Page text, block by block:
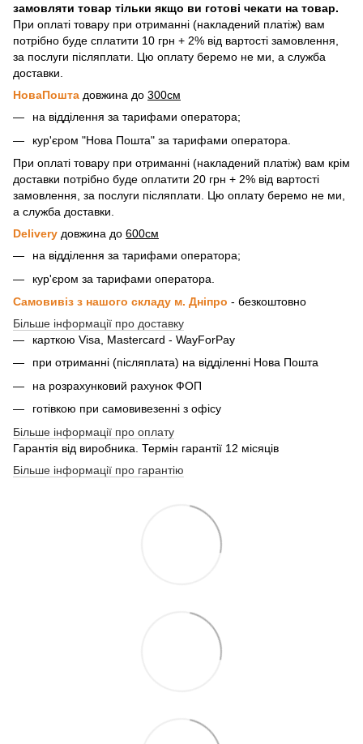
замовляти товар тільки якщо ви готові чекати на товар.
При оплаті товару при отриманні (накладений платіж) вам
потрібно буде сплатити 10 грн + 2% від вартості замовлення,
за послуги післяплати. Цю оплату беремо не ми, а служба
доставки.
НоваПошта довжина до 300см
на відділення за тарифами оператора;
кур'єром "Нова Пошта" за тарифами оператора.
При оплаті товару при отриманні (накладений платіж) вам крім
доставки потрібно буде оплатити 20 грн + 2% від вартості
замовлення, за послуги післяплати. Цю оплату беремо не ми,
а служба доставки.
Delivery довжина до 600см
на відділення за тарифами оператора;
кур'єром за тарифами оператора.
Самовивіз з нашого складу м. Дніпро - безкоштовно
Більше інформації про доставку
карткою Visa, Mastercard - WayForPay
при отриманні (післяплата) на відділенні Нова Пошта
на розрахунковий рахунок ФОП
готівкою при самовивезенні з офісу
Більше інформації про оплату
Гарантія від виробника. Термін гарантії 12 місяців
Більше інформації про гарантію